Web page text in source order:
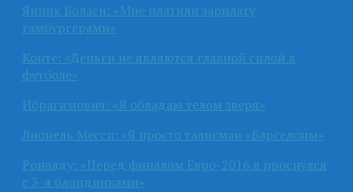
Янник Боласи: «Мне платили зарплату
гамбургерами»
Конте: «Деньги не являются главной силой в
футболе»
Ибрагимович: «Я обладаю телом зверя»
Лионель Месси: «Я просто талисман «Барселоны»
Роналду: «Перед финалом Евро-2016 я проснулся
с 3-я блондинками»